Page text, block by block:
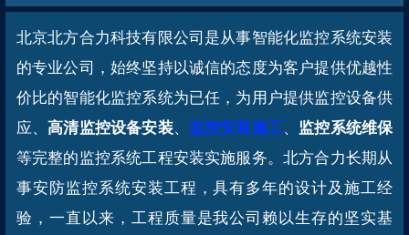
北京北方合力科技有限公司是从事智能化监控系统安装
的专业公司，始终坚持以诚信的态度为客户提供优越性
价比的智能化监控系统为已任，为用户提供监控设备供
应、高清监控设备安装、 监控安装施工、 监控系统维保
等完整的监控系统工程安装实施服务。北方合力长期从
事安防监控系统安装工程，具有多年的设计及施工经
验，一直以来，工程质量是我公司赖以生存的坚实基